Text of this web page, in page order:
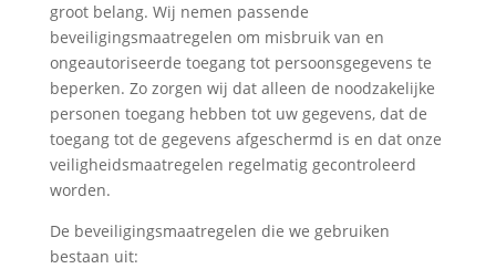
groot belang. Wij nemen passende
beveiligingsmaatregelen om misbruik van en
ongeautoriseerde toegang tot persoonsgegevens te
beperken. Zo zorgen wij dat alleen de noodzakelijke
personen toegang hebben tot uw gegevens, dat de
toegang tot de gegevens afgeschermd is en dat onze
veiligheidsmaatregelen regelmatig gecontroleerd
worden.
De beveiligingsmaatregelen die we gebruiken
bestaan uit: